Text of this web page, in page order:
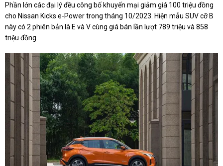
Phần lớn các đại lý đều công bố khuyến mại giảm giá 100 triệu đồng
cho Nissan Kicks e-Power trong tháng 10/2023. Hiện mẫu SUV cỡ B
này có 2 phiên bản là E và V cùng giá bán lần lượt 789 triệu và 858
triệu đồng.